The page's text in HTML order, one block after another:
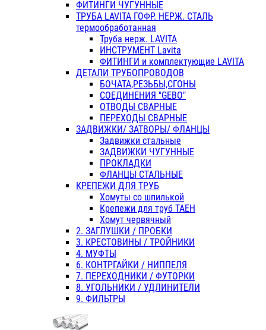
ФИТИНГИ ЧУГУННЫЕ
ТРУБА LAVITA ГОФР. НЕРЖ. СТАЛЬ
термообработанная
Труба нерж. LAVITA
ИНСТРУМЕНТ Lavita
ФИТИНГИ и комплектующие LAVITA
ДЕТАЛИ ТРУБОПРОВОДОВ
БОЧАТА,РЕЗЬБЫ,СГОНЫ
СОЕДИНЕНИЯ "GEBO"
ОТВОДЫ СВАРНЫЕ
ПЕРЕХОДЫ СВАРНЫЕ
ЗАДВИЖКИ/ ЗАТВОРЫ/ ФЛАНЦЫ
Задвижки стальные
ЗАДВИЖКИ ЧУГУННЫЕ
ПРОКЛАДКИ
ФЛАНЦЫ СТАЛЬНЫЕ
КРЕПЕЖИ ДЛЯ ТРУБ
Хомуты со шпилькой
Крепежи для труб ТАЕН
Хомут червячный
2. ЗАГЛУШКИ / ПРОБКИ
3. КРЕСТОВИНЫ / ТРОЙНИКИ
4. МУФТЫ
6. КОНТРГАЙКИ / НИППЕЛЯ
7. ПЕРЕХОДНИКИ / ФУТОРКИ
8. УГОЛЬНИКИ / УДЛИНИТЕЛИ
9. ФИЛЬТРЫ